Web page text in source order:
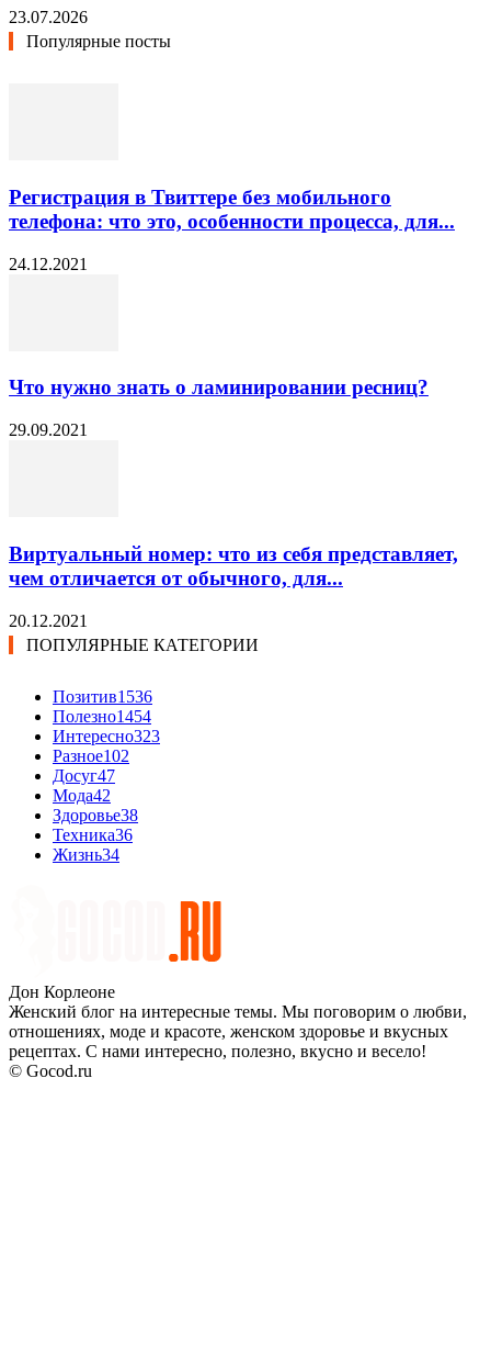
23.07.2026
Популярные посты
Регистрация в Твиттере без мобильного
телефона: что это, особенности процесса, для...
24.12.2021
Что нужно знать о ламинировании ресниц?
29.09.2021
Виртуальный номер: что из себя представляет,
чем отличается от обычного, для...
20.12.2021
ПОПУЛЯРНЫЕ КАТЕГОРИИ
Позитив1536
Полезно1454
Интересно323
Разное102
Досуг47
Мода42
Здоровье38
Техника36
Жизнь34
Дон Корлеоне
Женский блог на интересные темы. Мы поговорим о любви,
отношениях, моде и красоте, женском здоровье и вкусных
рецептах. С нами интересно, полезно, вкусно и весело!
© Gocod.ru